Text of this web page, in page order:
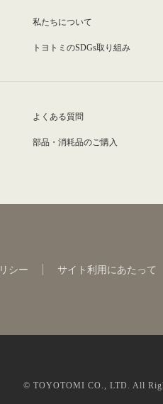
私たちについて
トヨトミのSDGs取り組み
よくある質問
部品・消耗品のご購入
シー サイト利用にあたって
© TOYOTOMI CO., LTD. All